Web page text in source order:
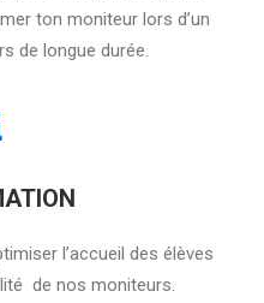
ton moniteur lors d’un
de longue durée.
l’accueil des élèves
de nos moniteurs.